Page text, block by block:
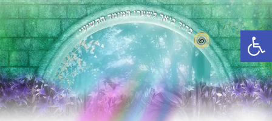
פתח סרגל נגישות